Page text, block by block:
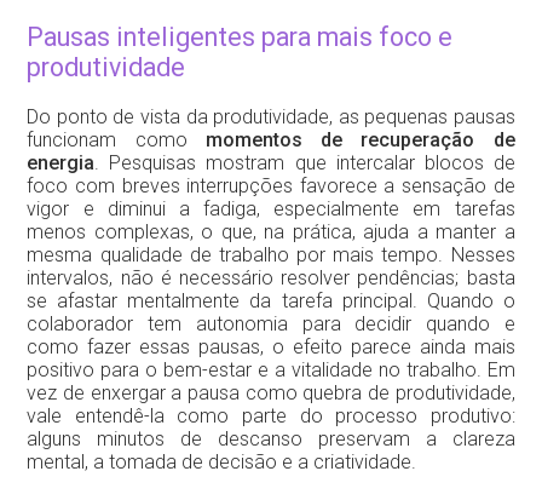
Pausas inteligentes para mais foco e
produtividade
Do ponto de vista da produtividade, as pequenas pausas
funcionam como momentos de recuperação de
energia. Pesquisas mostram que intercalar blocos de
foco com breves interrupções favorece a sensação de
vigor e diminui a fadiga, especialmente em tarefas
menos complexas, o que, na prática, ajuda a manter a
mesma qualidade de trabalho por mais tempo. Nesses
intervalos, não é necessário resolver pendências; basta
se afastar mentalmente da tarefa principal. Quando o
colaborador tem autonomia para decidir quando e
como fazer essas pausas, o efeito parece ainda mais
positivo para o bem-estar e a vitalidade no trabalho. Em
vez de enxergar a pausa como quebra de produtividade,
vale entendê-la como parte do processo produtivo:
alguns minutos de descanso preservam a clareza
mental, a tomada de decisão e a criatividade.